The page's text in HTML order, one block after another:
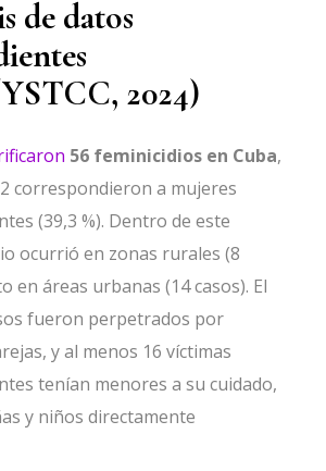
de datos
2024)
56 feminicidios en Cuba,
correspondieron a mujeres
(39,3 %). Dentro de este
ocurrió en zonas rurales (8
en áreas urbanas (14 casos). El
fueron perpetrados por
y al menos 16 víctimas
tenían menores a su cuidado,
y niños directamente